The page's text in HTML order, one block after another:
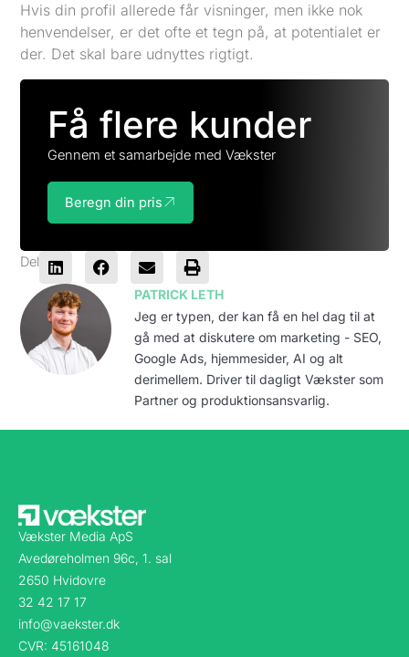
Hvis din profil allerede får visninger, men ikke nok
henvendelser, er det ofte et tegn på, at potentialet er
der. Det skal bare udnyttes rigtigt.
Få flere kunder
Gennem et samarbejde med Vækster
Beregn din pris
Del
PATRICK LETH
Jeg er typen, der kan få en hel dag til at
gå med at diskutere om marketing - SEO,
Google Ads, hjemmesider, AI og alt
derimellem. Driver til dagligt Vækster som
Partner og produktionsansvarlig.
Vækster Media ApS
Avedøreholmen 96c, 1. sal
2650 Hvidovre
32 42 17 17
info@vaekster.dk
CVR: 45161048